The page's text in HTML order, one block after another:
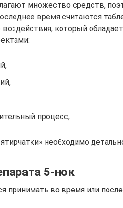
множество средств,
время считаются
воздействия, который
процесс,
необходимо
5-нок
принимать во время или